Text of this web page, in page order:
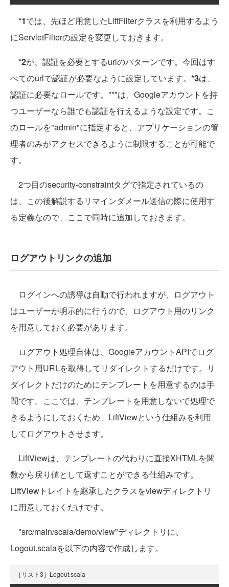
*1では、先ほど用意したLiftFilterクラスを利用するよう
にServletFilterの設定を変更しておきます。
*2が、認証を必要とするurlのパターンです。今回はす
べてのurlで認証が必要なように設定しています。 *3は、
認証に必要なロールです。"*"は、Googleアカウントを持
つユーザーなら誰でも認証を行えるような設定です。こ
のロールを"admin"に指定すると、アプリケーションの管
理者のみがアクセスできるように制限することが可能で
す。
2つ目のsecurity-constraintタグで指定されているの
は、この後解説するリマインダメール送信の際に使用す
る定義なので、ここで同時に追加しておきます。
ログアウトリンクの追加
ログインへの誘導は自動で行われますが、ログアウト
はユーザーが明示的に行うので、ログアウト用のリンク
を用意しておく必要があります。
ログアウト処理自体は、GoogleアカウントAPIでログ
アウト用URLを取得してリダイレクトするだけです。リ
ダイレクトだけのためにテンプレートを用意するのは手
間です。ここでは、テンプレートを用意しないで処理で
きるようにしておくため、LiftViewという仕組みを利用
してログアウトさせます。
LiftViewは、テンプレートの代わりに直接XHTMLを関
数から戻り値として返すことができる仕組みです。
LiftViewトレイトを継承したクラスをviewディレクトリ
に用意しておくだけです。
"src/main/scala/demo/view"ディレクトリに、
Logout.scalaを以下の内容で作成します。
［リスト3］Logout.scala